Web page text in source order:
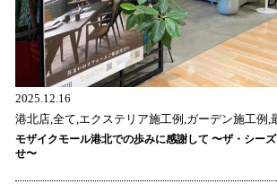
2025.12.16
港北店,全て,エクステリア施工例,ガーデン施工例,
モザイクモール港北での歩みに感謝して 〜ザ・シー
せ〜